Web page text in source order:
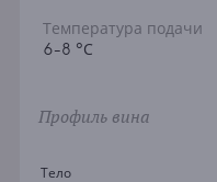
Температура подачи
6-8 °С
Профиль вина
Тело